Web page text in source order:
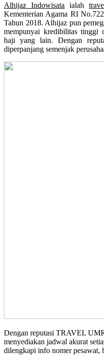
Alhijaz Indowisata ialah
Kementerian Agama RI
Tahun 2018. Alhijaz pun
mempunyai kredibilitas tinggi
haji yang lain. Dengan
diperpanjang semenjak
Dengan reputasi TRAVEL
menyediakan jadwal akurat
dilengkapi info nomer pesawat,